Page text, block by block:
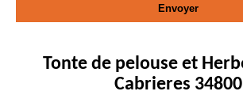
Tonte de pelouse et
Cabrieres 34800